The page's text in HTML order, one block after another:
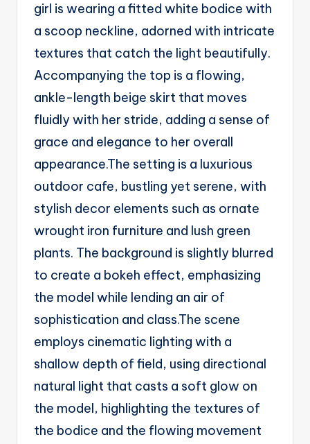
girl is wearing a fitted white bodice with
a scoop neckline, adorned with intricate
textures that catch the light beautifully.
Accompanying the top is a flowing,
ankle-length beige skirt that moves
fluidly with her stride, adding a sense of
grace and elegance to her overall
appearance.The setting is a luxurious
outdoor cafe, bustling yet serene, with
stylish decor elements such as ornate
wrought iron furniture and lush green
plants. The background is slightly blurred
to create a bokeh effect, emphasizing
the model while lending an air of
sophistication and class.The scene
employs cinematic lighting with a
shallow depth of field, using directional
natural light that casts a soft glow on
the model, highlighting the textures of
the bodice and the flowing movement